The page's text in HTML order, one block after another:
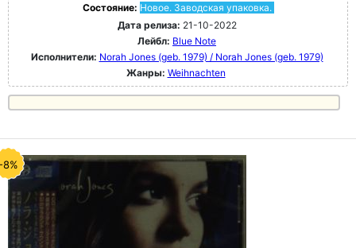
Состояние: Новое. Заводская упаковка.
Дата релиза: 21-10-2022
Лейбл: Blue Note
Исполнители: Norah Jones (geb. 1979) / Norah Jones (geb. 1979)
Жанры: Weihnachten
8%